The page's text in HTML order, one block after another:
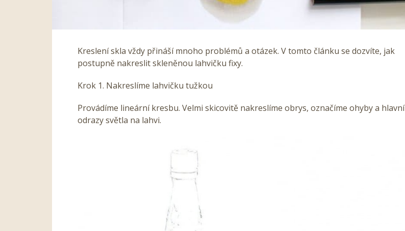
Kreslení skla vždy přináší mnoho problémů a otázek. V tomto článku se dozvíte, jak
postupně nakreslit skleněnou lahvičku fixy.
Krok 1. Nakreslíme lahvičku tužkou
Provádíme lineární kresbu. Velmi skicovitě nakreslíme obrys, označíme ohyby a hlavní
odrazy světla na lahvi.